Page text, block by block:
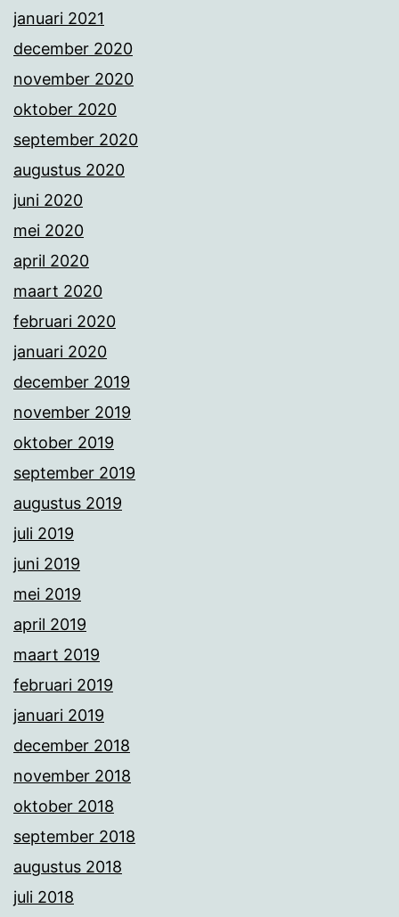
januari 2021
december 2020
november 2020
oktober 2020
september 2020
augustus 2020
juni 2020
mei 2020
april 2020
maart 2020
februari 2020
januari 2020
december 2019
november 2019
oktober 2019
september 2019
augustus 2019
juli 2019
juni 2019
mei 2019
april 2019
maart 2019
februari 2019
januari 2019
december 2018
november 2018
oktober 2018
september 2018
augustus 2018
juli 2018